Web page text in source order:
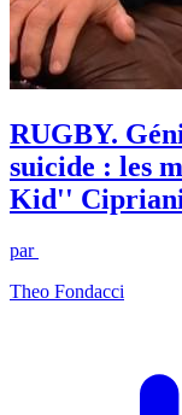
RUGBY.
suicide : les
Kid''
par
Theo Fondacci